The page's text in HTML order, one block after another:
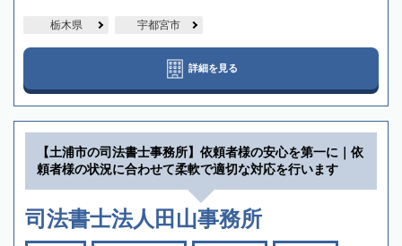
栃木県 宇都宮市
詳細を見る
【土浦市の司法書士事務所】依頼者様の安心を第一に｜依
頼者様の状況に合わせて柔軟で適切な対応を行います
司法書士法人田山事務所